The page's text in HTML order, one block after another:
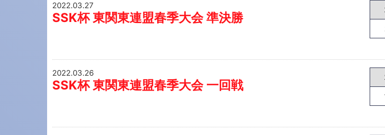
2022.03.27
SSK杯 東関東連盟春季大会 準決勝
2022.03.26
SSK杯 東関東連盟春季大会 一回戦